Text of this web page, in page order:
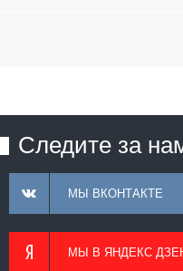
Следите за
МЫ ВКОНТАКТЕ
МЫ В ЯНДЕКС